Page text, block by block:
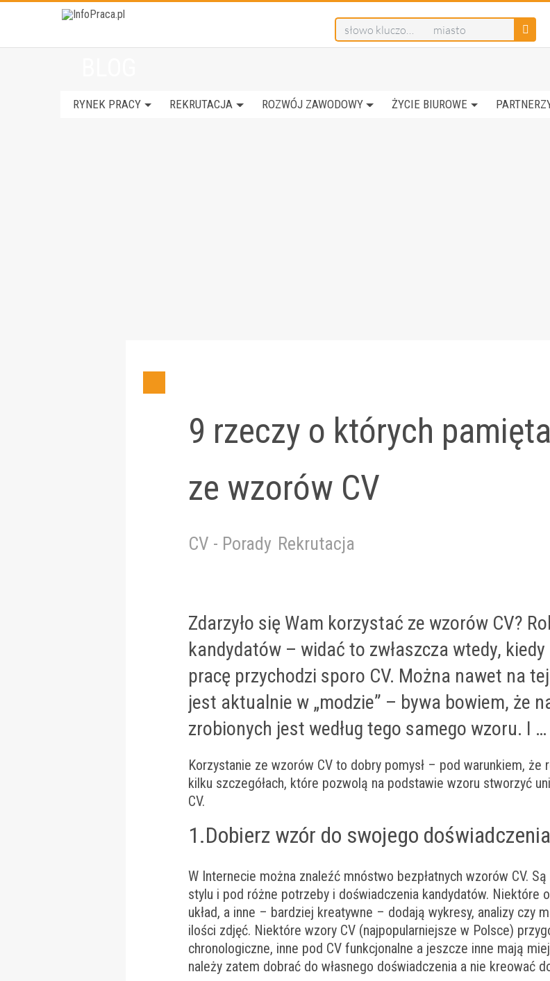
RYNEK PRACY REKRUTACJA ROZWÓJ ZAWODOWY ŻYCIE BIUROWE
9 rzeczy o których
ze wzorów CV
CV - Porady Rekrutacja
Zdarzyło się Wam korzystać ze wzorów CV?
kandydatów – widać to zwłaszcza wtedy, kiedy
pracę przychodzi sporo CV. Można nawet na
jest aktualnie w „modzie” – bywa bowiem, że
zrobionych jest według tego samego wzoru. I
Korzystanie ze wzorów CV to dobry pomysł – pod warunkiem,
kilku szczegółach, które pozwolą na podstawie wzoru stworzyć
CV.
1.Dobierz wzór do swojego doświadczenia
W Internecie można znaleźć mnóstwo bezpłatnych wzorów CV.
stylu i pod różne potrzeby i doświadczenia kandydatów. Niektóre
układ, a inne – bardziej kreatywne – dodają wykresy, analizy czy
ilości zdjęć. Niektóre wzory CV (najpopularniejsze w Polsce)
chronologiczne, inne pod CV funkcjonalne a jeszcze inne mają
należy zatem dobrać do własnego doświadczenia a nie kreować